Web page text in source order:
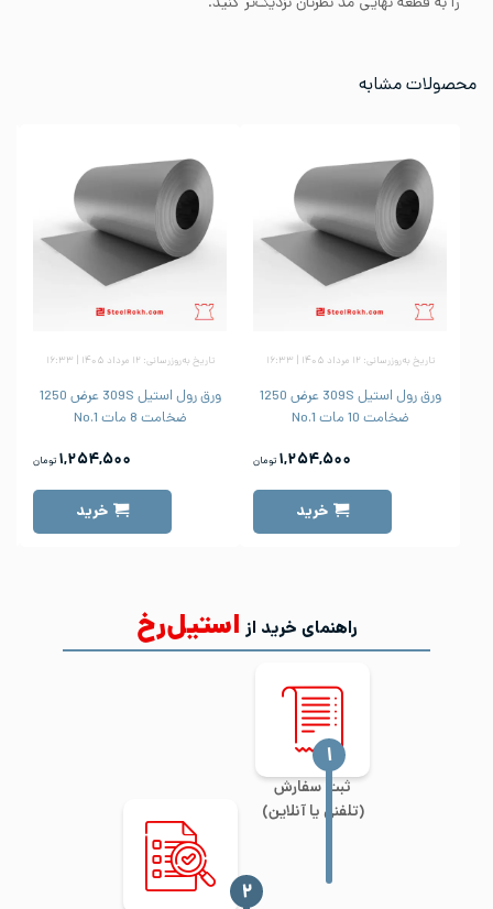
محصولات مشابه
تاریخ به‌روزرسانی: ۱۲ مرداد ۱۴۰۵ | ۱۶:۳۳
ورق رول استیل 309S عرض 1250
ضخامت 10 مات No.1
۱,۲۵۴,۵۰۰ تومان
خرید
تاریخ به‌روزرسانی: ۱۲ مرداد ۱۴۰۵ | ۱۶:۳۳
ورق رول استیل 309S عرض 1250
ضخامت 8 مات No.1
۱,۲۵۴,۵۰۰ تومان
خرید
راهنمای خرید از استیل‌رخ
ثبت سفارش
(تلفنی یا آنلاین)
‍۱
‍۲